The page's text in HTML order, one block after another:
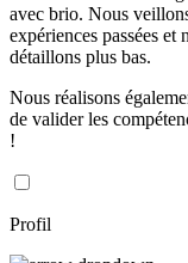
avec brio. Nous
expériences passées
détaillons plus bas.
Nous réalisons
de valider les
!
Profil